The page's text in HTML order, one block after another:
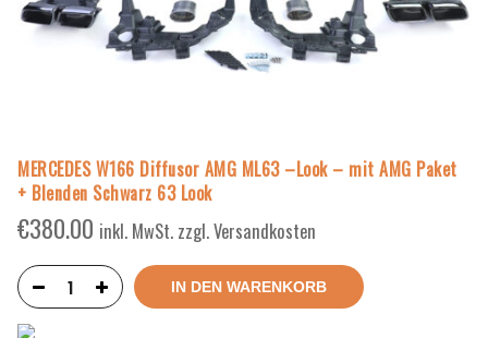
MERCEDES W166 Diffusor AMG ML63 –Look – mit AMG Paket
+ Blenden Schwarz 63 Look
€380.00 inkl. MwSt. zzgl. Versandkosten
IN DEN WARENKORB